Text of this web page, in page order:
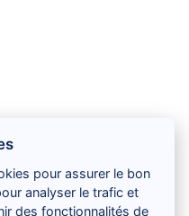
pour assurer le bon
analyser le trafic et
des fonctionnalités de